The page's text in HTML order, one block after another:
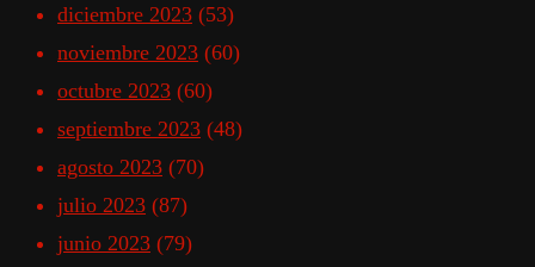
diciembre 2023 (53)
noviembre 2023 (60)
octubre 2023 (60)
septiembre 2023 (48)
agosto 2023 (70)
julio 2023 (87)
junio 2023 (79)